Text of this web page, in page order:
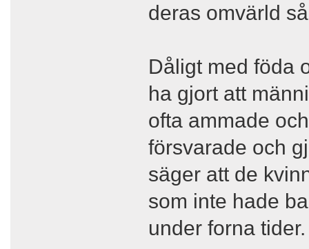
deras omvärld
Dåligt med föda
ha gjort att
ofta ammade
försvarade och
säger att de
som inte hade
under forna tider.